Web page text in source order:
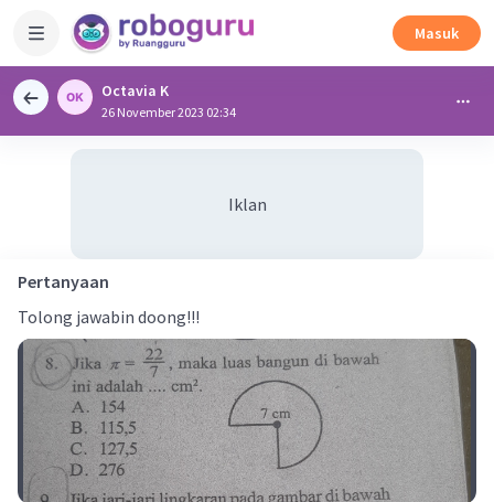
Masuk
Octavia K
26 November 2023 02:34
Iklan
Pertanyaan
Tolong jawabin doong!!!